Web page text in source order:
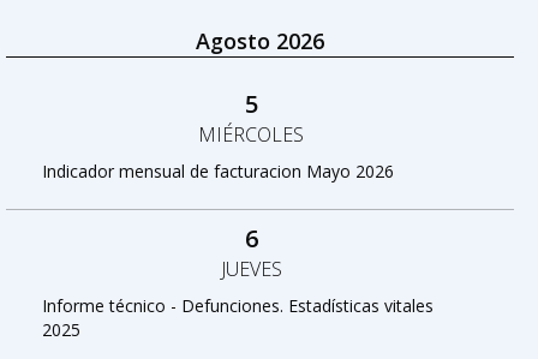
Agosto 2026
5
MIÉRCOLES
Indicador mensual de facturacion Mayo 2026
6
JUEVES
Informe técnico - Defunciones. Estadísticas vitales
2025